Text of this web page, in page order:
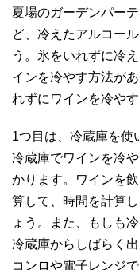
夏場のガーデンパー
ど、冷えたアルコー
う。氷をいれずに冷
インを冷やす方法が
れずにワインを冷や
1つ目は、冷蔵庫を使
冷蔵庫でワインを冷
かります。ワインを
算して、時間を計算
ょう。また、もしも
冷蔵庫からしばらく
コンロや電子レンジ